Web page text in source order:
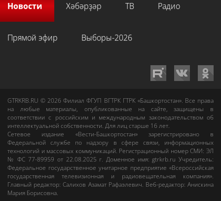
Новости Хәбәрҙәр ТВ Радио
Прямой эфир Выборы-2026
GTRKRB.RU © 2026Филиал ФГУП ВГТРК ГТРК «Башкортостан». Все права
на любые материалы, опубликованные на сайте, защищены в
соответствии с российским и международным законодательством об
интеллектуальной собственности. Для лиц старше 16 лет.
Сетевое издание «Вести-Башкортостан»зарегистрировано в
Федеральной службе по надзору в сфере связи, информационных
технологий и массовых коммуникаций. Регистрационный номер СМИ: ЭЛ
№ ФС 77-89959 от 22.08.2025 г. Доменное имя:gtrkrb.ru Учредитель:
Федеральное государственное унитарное предприятие «Всероссийская
государственная телевизионная и радиовещательная компания».
Главный редактор:Салихов Азамат Рафаэлевич. Веб-редактор:Анискина
Мария Борисовна.